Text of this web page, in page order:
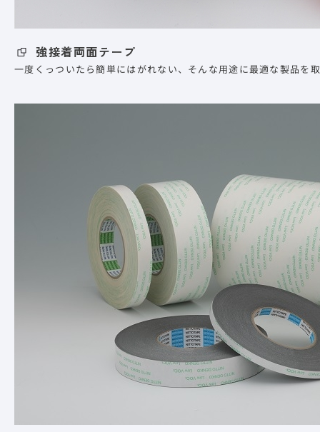
強接着両面テープ
一度くっついたら簡単にはがれない、そんな用途に最適な製品を